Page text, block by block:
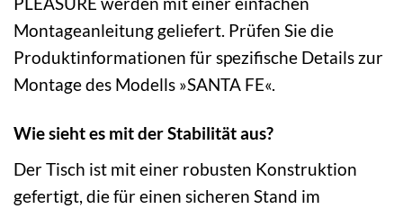
Montageanleitung geliefert. Prüfen Sie die
Produktinformationen für spezifische Details zur
Montage des Modells »SANTA FE«.
Wie sieht es mit der Stabilität aus?
Der Tisch ist mit einer robusten Konstruktion
gefertigt, die für einen sicheren Stand im